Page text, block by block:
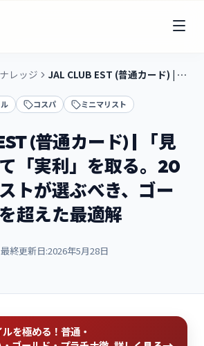
ナレッジ JAL CLUB EST (普通カード) | 「見栄」を捨てて「実利」を取る。20代ミニマリストが選ぶべき、ゴールドカードを超えた最適解
コスパ ミニマリスト
(普通カード) | 「見
「実利」を取る。20
トが選ぶべき、ゴー
超えた最適解
最終更新日:2026年5月28日
を極める！普通・